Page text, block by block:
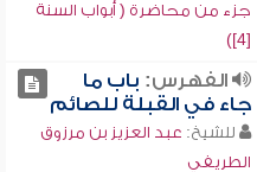
جزء من محاضرة ( أبواب السنة
[4])
الفهرس: باب ما
جاء في القبلة للصائم
للشيخ: عبد العزيز بن مرزوق
الطريفي